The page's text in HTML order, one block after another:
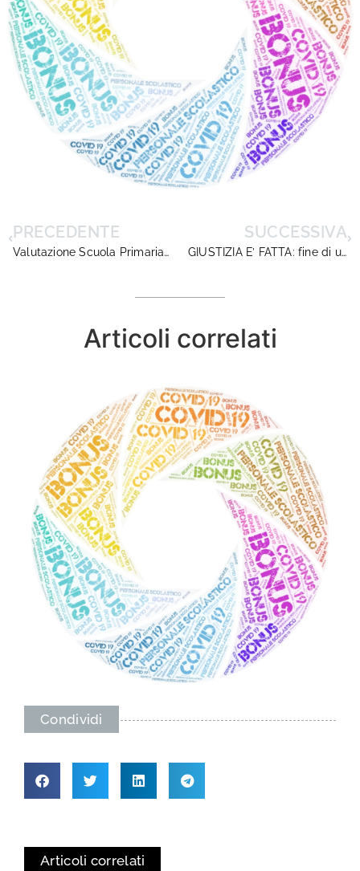
PRECEDENTE
Valutazione Scuola Primaria – avvio del Piano di formazione
SUCCESSIVA
GIUSTIZIA E’ FATTA: fine di un incubo per i dirigenti del concorso 2017
Articoli correlati
Condividi
Articoli correlati